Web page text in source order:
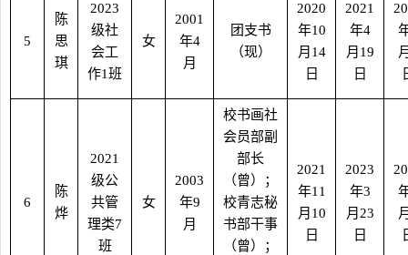
5
陈
思
琪
2023
级社
会工
作1班
女
2001
年4
月
团支书
（现）
2020
年10
月 14
日
2021
年4
月 19
日
6
陈
烨
2021
级公
共管
理类7
班
女
2003
年9
月
校书画社
会员部副
部长
（曾）；
校青志秘
书部干事
（曾）；
2021
年11
月 10
日
2023
年3
月 23
日